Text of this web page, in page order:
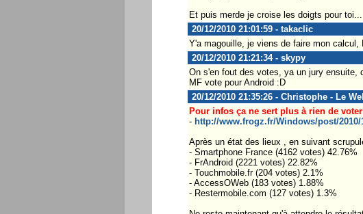
Et puis merde je croise les doigts pour toi...
20/12/2010 21:01:59 - takaclic
Y'a magouille, je viens de faire mon
20/12/2010 21:21:34 - skypy
On s'en fout des votes, ya un jury ensuite,
MF vote pour Android :D
20/12/2010 21:35:26 - Christophe - Le
Pour infos ça ne sert plus à rien de
- http://www.frogz.fr/Windows/post/2010/
Après un état des lieux , en suivant
- Smartphone France (4162 votes) 42.76%
- FrAndroid (2221 votes) 22.82%
- Touchmobile.fr (204 votes) 2.1%
- AccessOWeb (183 votes) 1.88%
- Restermobile.com (127 votes) 1.3%